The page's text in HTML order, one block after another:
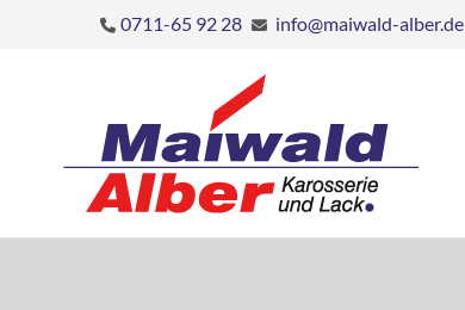
0711-65 92 28 info@maiwald-alber.de